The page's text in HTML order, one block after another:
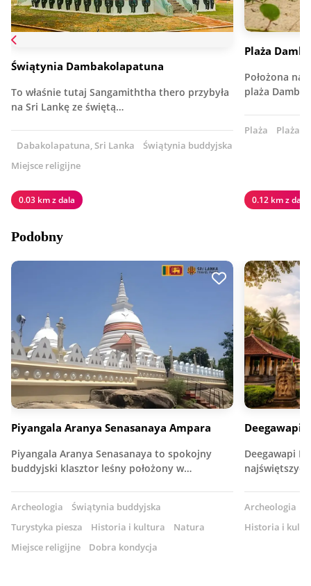
Świątynia Dambakolapatuna
To właśnie tutaj Sangamiththa thero przybyła
na Sri Lankę ze świętą…
Dabakolapatuna, Sri Lanka
Świątynia buddyjska
Miejsce religijne
0.03 km z dala
Plaża
Położona na
plaża
Plaża Plaża
0.12 km z dala
Podobny
Piyangala Aranya Senasanaya Ampara
Piyangala Aranya Senasanaya to spokojny
buddyjski klasztor leśny położony w…
Archeologia
Świątynia buddyjska
Turystyka piesza
Historia i kultura
Natura
Miejsce religijne
Dobra kondycja
Deegawapi
Deegawapi
Archeologia
Historia i